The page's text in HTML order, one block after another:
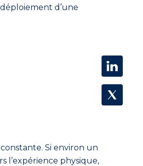
d ’une
Si environ un
l’expérience physique,